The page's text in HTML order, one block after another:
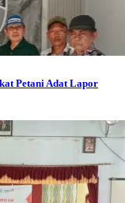
Petani Adat Lapor